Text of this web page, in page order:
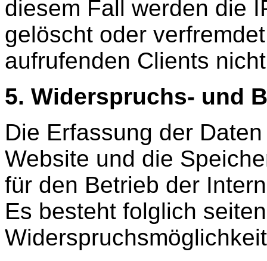
diesem Fall werden die
gelöscht oder
aufrufenden Clients
5. Widerspruchs- und
Die Erfassung der
Website und die
für den Betrieb der
Es besteht folglich